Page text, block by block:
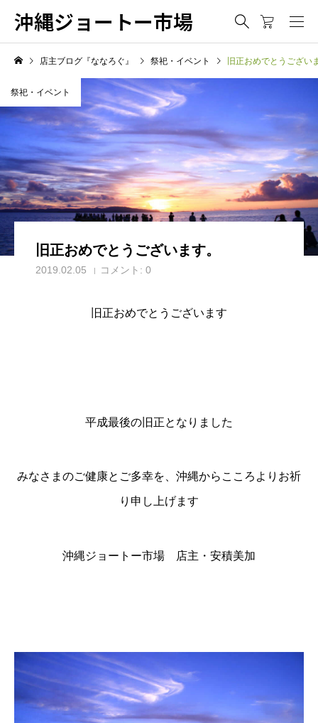
沖縄ジョートー市場
店主ブログ『ななろぐ』 祭祀・イベント 旧正おめでとうござい
祭祀・イベント
旧正おめでとうございます。
2019.02.05 コメント: 0
旧正おめでとうございます
平成最後の旧正となりました
みなさまのご健康とご多幸を、沖縄からこころよりお祈
り申し上げます
沖縄ジョートー市場 店主・安積美加